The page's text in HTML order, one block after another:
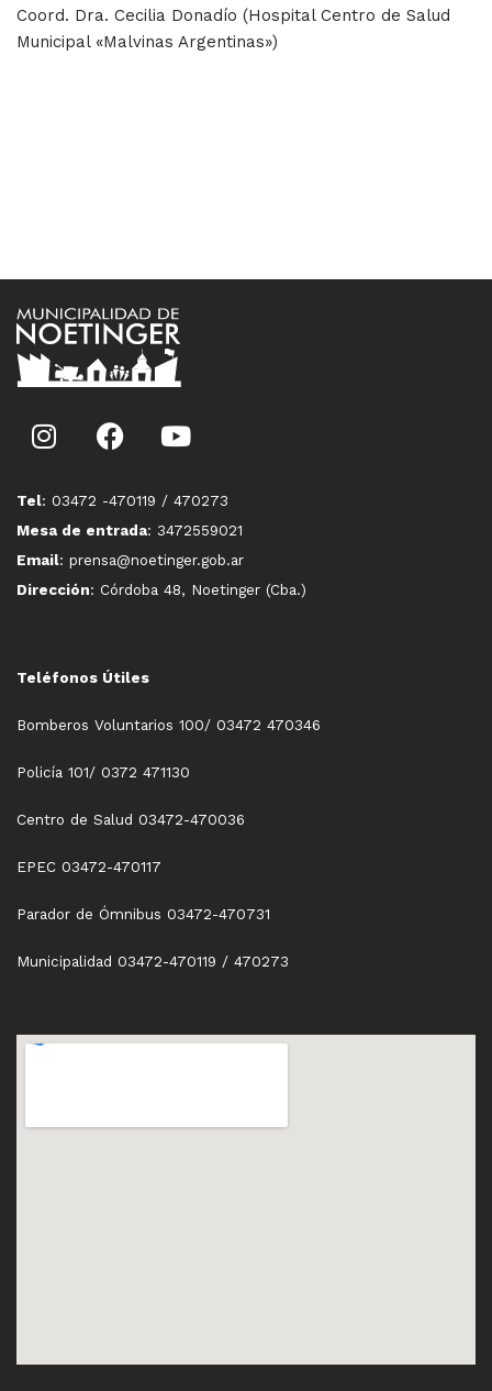
Coord. Dra. Cecilia Donadío (Hospital Centro de Salud
Municipal «Malvinas Argentinas»)
Tel: 03472 -470119 / 470273
Mesa de entrada: 3472559021
Email: prensa@noetinger.gob.ar
Dirección: Córdoba 48, Noetinger (Cba.)
Teléfonos Útiles
Bomberos Voluntarios 100/ 03472 470346
Policía 101/ 0372 471130
Centro de Salud 03472-470036
EPEC 03472-470117
Parador de Ómnibus 03472-470731
Municipalidad 03472-470119 / 470273